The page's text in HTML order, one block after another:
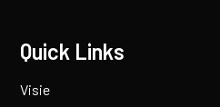
Quick Links
Visie